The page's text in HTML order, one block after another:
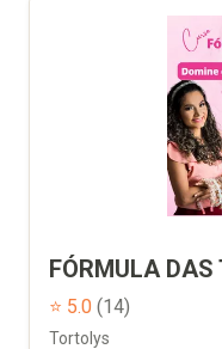
FÓRMULA DAS
⭐ 5.0 (14)
Tortolys